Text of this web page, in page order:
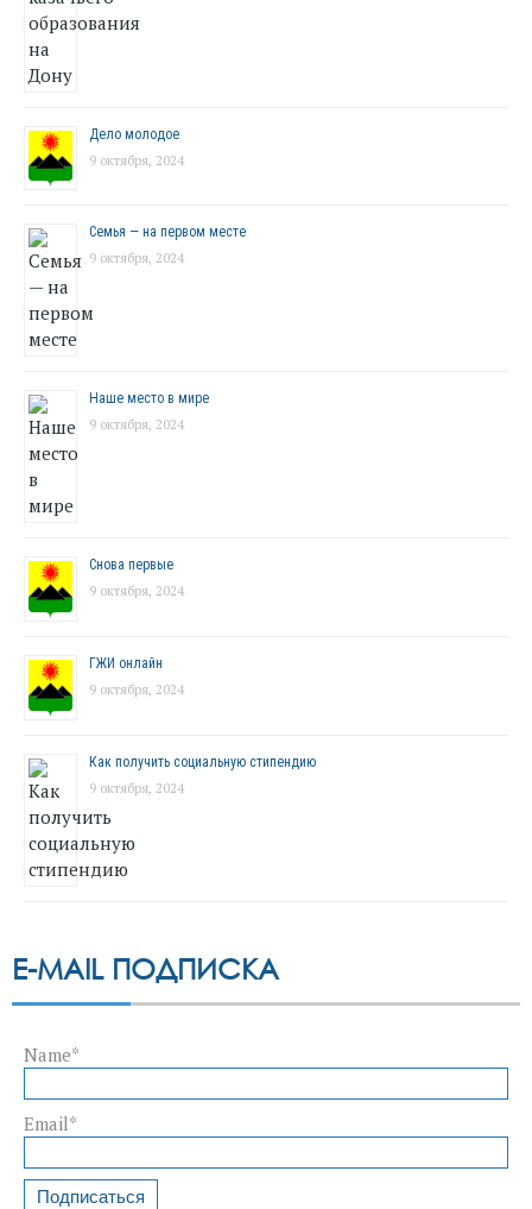
Дело молодое
9 октября, 2024
Семья — на первом месте
9 октября, 2024
Наше место в мире
9 октября, 2024
Снова первые
9 октября, 2024
ГЖИ онлайн
9 октября, 2024
Как получить социальную стипендию
9 октября, 2024
E-MAIL ПОДПИСКА
Name*
Email*